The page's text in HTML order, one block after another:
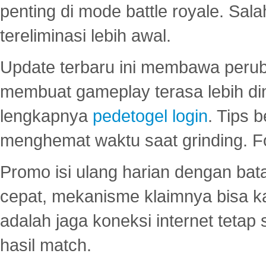
penting di mode battle royale.
tereliminasi lebih awal.
Update terbaru ini membawa
membuat gameplay terasa lebih
lengkapnya pedetogel login. Tips
menghemat waktu saat grinding.
Promo isi ulang harian dengan
cepat, mekanisme klaimnya bisa
adalah jaga koneksi internet tetap
hasil match.